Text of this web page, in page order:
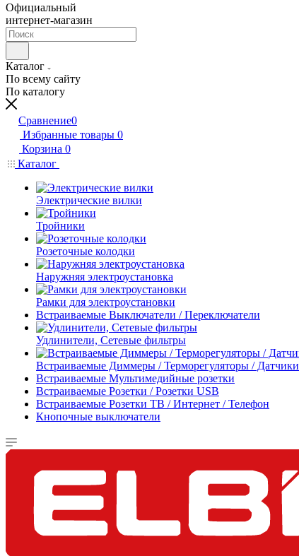
Официальный
интернет-магазин
Каталог
По всему сайту
По каталогу
Сравнение0
Избранные товары 0
Корзина 0
Каталог
Электрические вилки
Тройники
Розеточные колодки
Наружняя электроустановка
Рамки для электроустановки
Встраиваемые Выключатели / Переключатели
Удлинители, Сетевые фильтры
Встраиваемые Диммеры / Терморегуляторы / Датчики
Встраиваемые Мультимедийные розетки
Встраиваемые Розетки / Розетки USB
Встраиваемые Розетки ТВ / Интернет / Телефон
Кнопочные выключатели